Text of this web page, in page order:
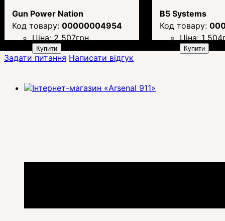
Gun Power Nation
00000004954
Ціна: 2 507грн.
Купити
B5 Systems
Ціна: 1 504
Купити
Задати питання Написати відгук